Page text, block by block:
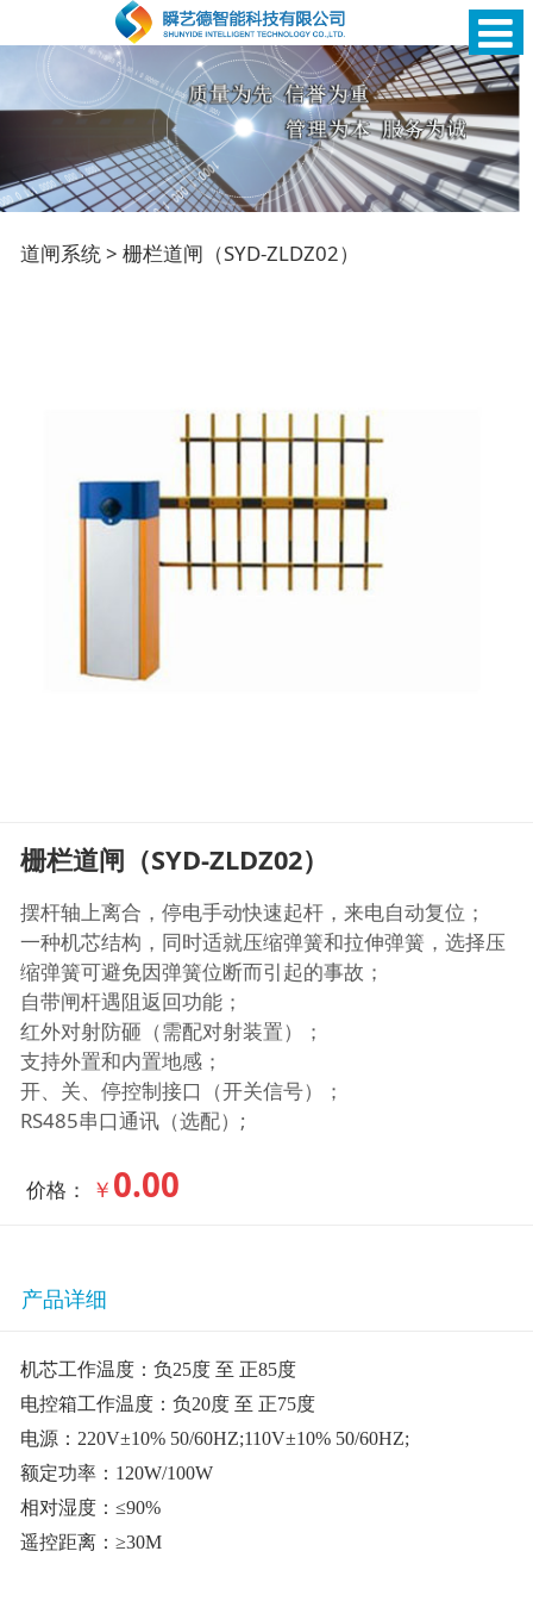
栅栏道闸（SYD-
道闸系统> 栅栏道闸（SYD-ZLDZ02）
栅栏道闸（SYD-ZLDZ02）
摆杆轴上离合，停电手动快速起杆，来电自动复位；
一种机芯结构，同时适就压缩弹簧和拉伸弹簧，选择压
缩弹簧可避免因弹簧位断而引起的事故；
自带闸杆遇阻返回功能；
红外对射防砸（需配对射装置）；
支持外置和内置地感；
开、关、停控制接口（开关信号）；
RS485串口通讯（选配）;
价格： ￥ 0.00
产品详细
机芯工作温度：负25度 至 正85度
电控箱工作温度：负20度 至 正75度
电源：220V±10% 50/60HZ;110V±10% 50/60HZ;
额定功率：120W/100W
相对湿度：≤90%
遥控距离：≥30M